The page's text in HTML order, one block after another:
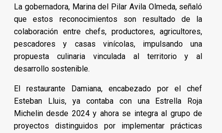
La gobernadora, Marina del Pilar Avila Olmeda, señaló
que estos reconocimientos son resultado de la
colaboración entre chefs, productores, agricultores,
pescadores y casas vinícolas, impulsando una
propuesta culinaria vinculada al territorio y al
desarrollo sostenible.
El restaurante Damiana, encabezado por el chef
Esteban Lluis, ya contaba con una Estrella Roja
Michelin desde 2024 y ahora se integra al grupo de
proyectos distinguidos por implementar prácticas